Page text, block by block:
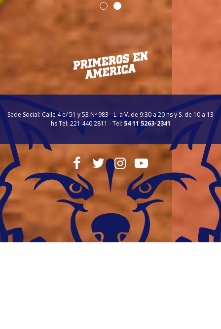
MÁS NOTICIAS DE ESTE DEPORTE
Sede Social: Calle 4 e/ 51 y 53 Nº 983 - L. a V. de 9:30 a 20 hs y S. de 10 a 13
hs Tel: 221 440 2811 - Tel: 54 11 5263-2341